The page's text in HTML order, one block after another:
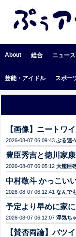
About 総合 ニュース
芸能・アイドル スポー
【画像】ニートワ
2026-08-07 06:09:43ぶる速-
豊臣秀吉と徳川家
2026-08-07 06:05:12大艦巨
中村敬斗 かっこい
2026-08-07 06:12:41なんで
予定より早めに家
2026-08-07 06:12:07浮気ち
【賛否両論】バツ